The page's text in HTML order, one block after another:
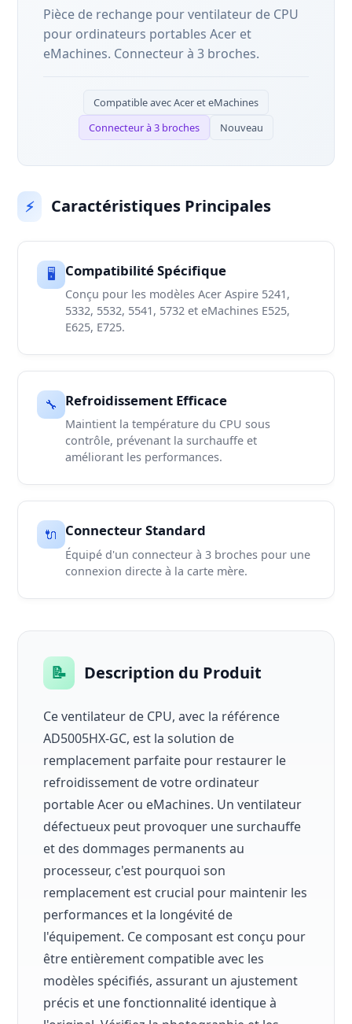
Pièce de rechange pour ventilateur de CPU
pour ordinateurs portables Acer et
eMachines. Connecteur à 3 broches.
Compatible avec Acer et eMachines
Connecteur à 3 broches
Nouveau
⚡ Caractéristiques Principales
🖥️ Compatibilité Spécifique
Conçu pour les modèles Acer Aspire 5241,
5332, 5532, 5541, 5732 et eMachines E525,
E625, E725.
🔧 Refroidissement Efficace
Maintient la température du CPU sous
contrôle, prévenant la surchauffe et
améliorant les performances.
🔌 Connecteur Standard
Équipé d'un connecteur à 3 broches pour une
connexion directe à la carte mère.
📝 Description du Produit
Ce ventilateur de CPU, avec la référence
AD5005HX-GC, est la solution de
remplacement parfaite pour restaurer le
refroidissement de votre ordinateur
portable Acer ou eMachines. Un ventilateur
défectueux peut provoquer une surchauffe
et des dommages permanents au
processeur, c'est pourquoi son
remplacement est crucial pour maintenir les
performances et la longévité de
l'équipement. Ce composant est conçu pour
être entièrement compatible avec les
modèles spécifiés, assurant un ajustement
précis et une fonctionnalité identique à